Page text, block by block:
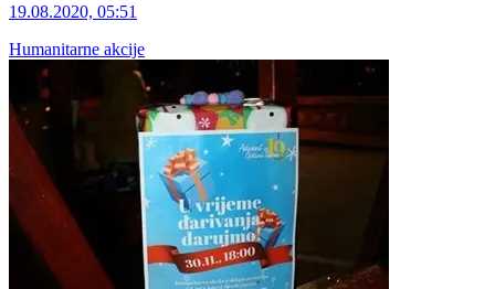
19.08.2020, 05:51
Humanitarne akcije